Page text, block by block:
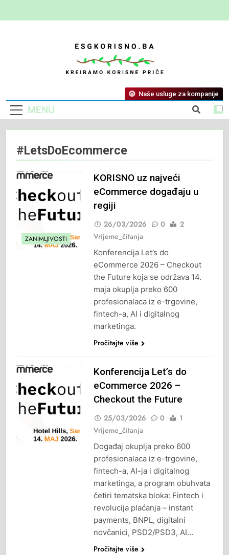
ESG Korisno
Kreiramo Korisne Priče
MENU
Naše usluge za kompanije
#LetsDoEcommerce
ZANIMLJIVOSTI
KORISNO uz najveći
eCommerce događaju u
regiji
26/03/2026 0
2
Vrijeme_čitanja
Konferencija Let’s do
eCommerce 2026 – Checkout
the Future koja se održava 14.
maja okuplja preko 600
profesionalaca iz e-trgovine,
fintech-a, AI i digitalnog
marketinga.
Pročitajte više
Konferencija Let’s do
eCommerce 2026 –
Checkout the Future
25/03/2026 0
1
Vrijeme_čitanja
Događaj okuplja preko 600
profesionalaca iz e-trgovine,
fintech-a, AI-ja i digitalnog
marketinga, a program obuhvata
četiri tematska bloka: Fintech i
revolucija plaćanja – instant
payments, BNPL, digitalni
novčanici, PSD2/PSD3, AI…
Pročitajte više